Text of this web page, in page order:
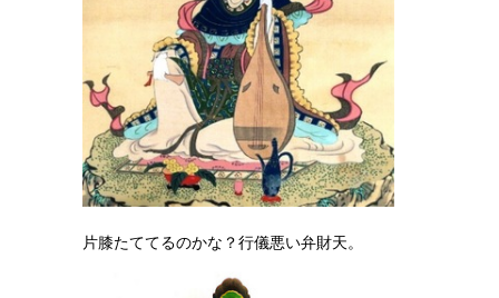
片膝たててるのかな？行儀悪い弁財天。